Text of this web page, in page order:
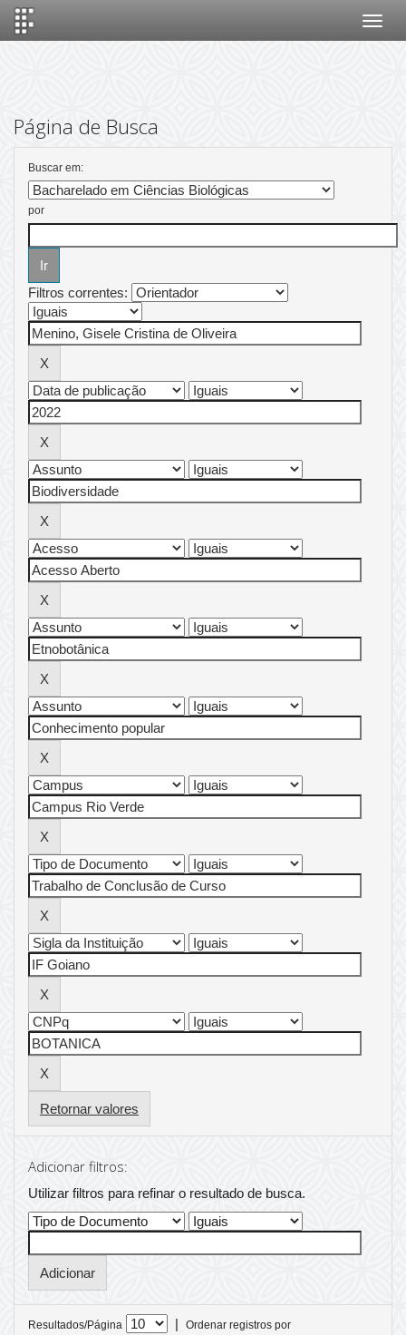
Página de Busca
Buscar em:
por
Filtros correntes:
Retornar valores
Adicionar filtros:
Utilizar filtros para refinar o resultado de busca.
Resultados/Página |
Ordenar registros por